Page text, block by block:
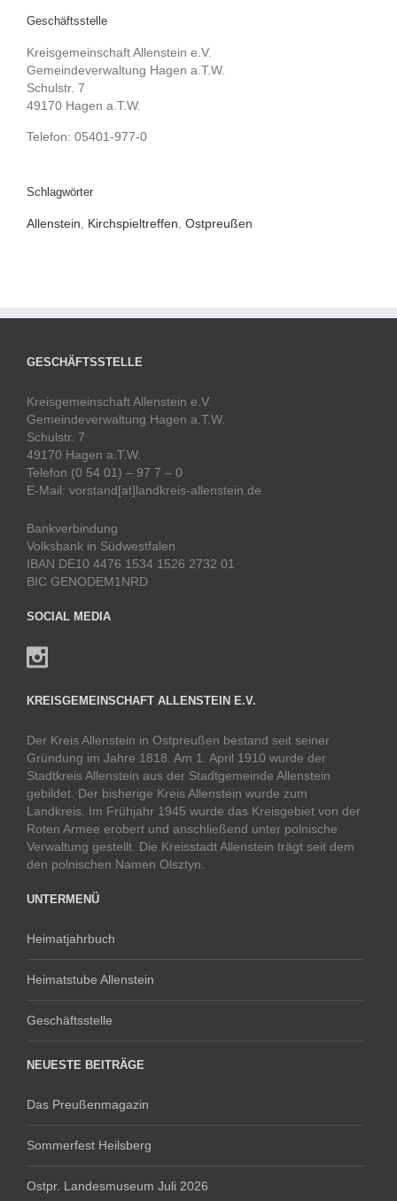
Geschäftsstelle
Kreisgemeinschaft Allenstein e.V.
Gemeindeverwaltung Hagen a.T.W.
Schulstr. 7
49170 Hagen a.T.W.
Telefon: 05401-977-0
Schlagwörter
Allenstein Kirchspieltreffen Ostpreußen
GESCHÄFTSSTELLE
Kreisgemeinschaft Allenstein e.V.
Gemeindeverwaltung Hagen a.T.W.
Schulstr. 7
49170 Hagen a.T.W.
Telefon (0 54 01) – 97 7 – 0
E-Mail: vorstand[at]landkreis-allenstein.de
Bankverbindung
Volksbank in Südwestfalen
IBAN DE10 4476 1534 1526 2732 01
BIC GENODEM1NRD
SOCIAL MEDIA
KREISGEMEINSCHAFT ALLENSTEIN E.V.
Der Kreis Allenstein in Ostpreußen bestand seit seiner
Gründung im Jahre 1818. Am 1. April 1910 wurde der
Stadtkreis Allenstein aus der Stadtgemeinde Allenstein
gebildet. Der bisherige Kreis Allenstein wurde zum
Landkreis. Im Frühjahr 1945 wurde das Kreisgebiet von der
Roten Armee erobert und anschließend unter polnische
Verwaltung gestellt. Die Kreisstadt Allenstein trägt seit dem
den polnischen Namen Olsztyn.
UNTERMENÜ
Heimatjahrbuch
Heimatstube Allenstein
Geschäftsstelle
NEUESTE BEITRÄGE
Das Preußenmagazin
Sommerfest Heilsberg
Ostpr. Landesmuseum Juli 2026